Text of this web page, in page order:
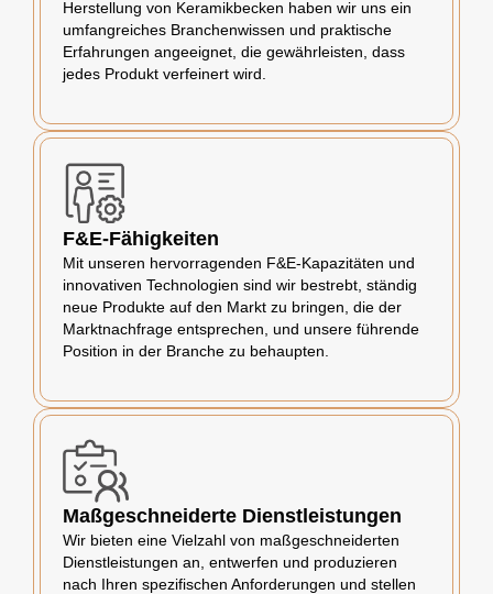
Herstellung von Keramikbecken haben wir uns ein
umfangreiches Branchenwissen und praktische
Erfahrungen angeeignet, die gewährleisten, dass
jedes Produkt verfeinert wird.
F&E-Fähigkeiten
Mit unseren hervorragenden F&E-Kapazitäten und
innovativen Technologien sind wir bestrebt, ständig
neue Produkte auf den Markt zu bringen, die der
Marktnachfrage entsprechen, und unsere führende
Position in der Branche zu behaupten.
Maßgeschneiderte Dienstleistungen
Wir bieten eine Vielzahl von maßgeschneiderten
Dienstleistungen an, entwerfen und produzieren
nach Ihren spezifischen Anforderungen und stellen